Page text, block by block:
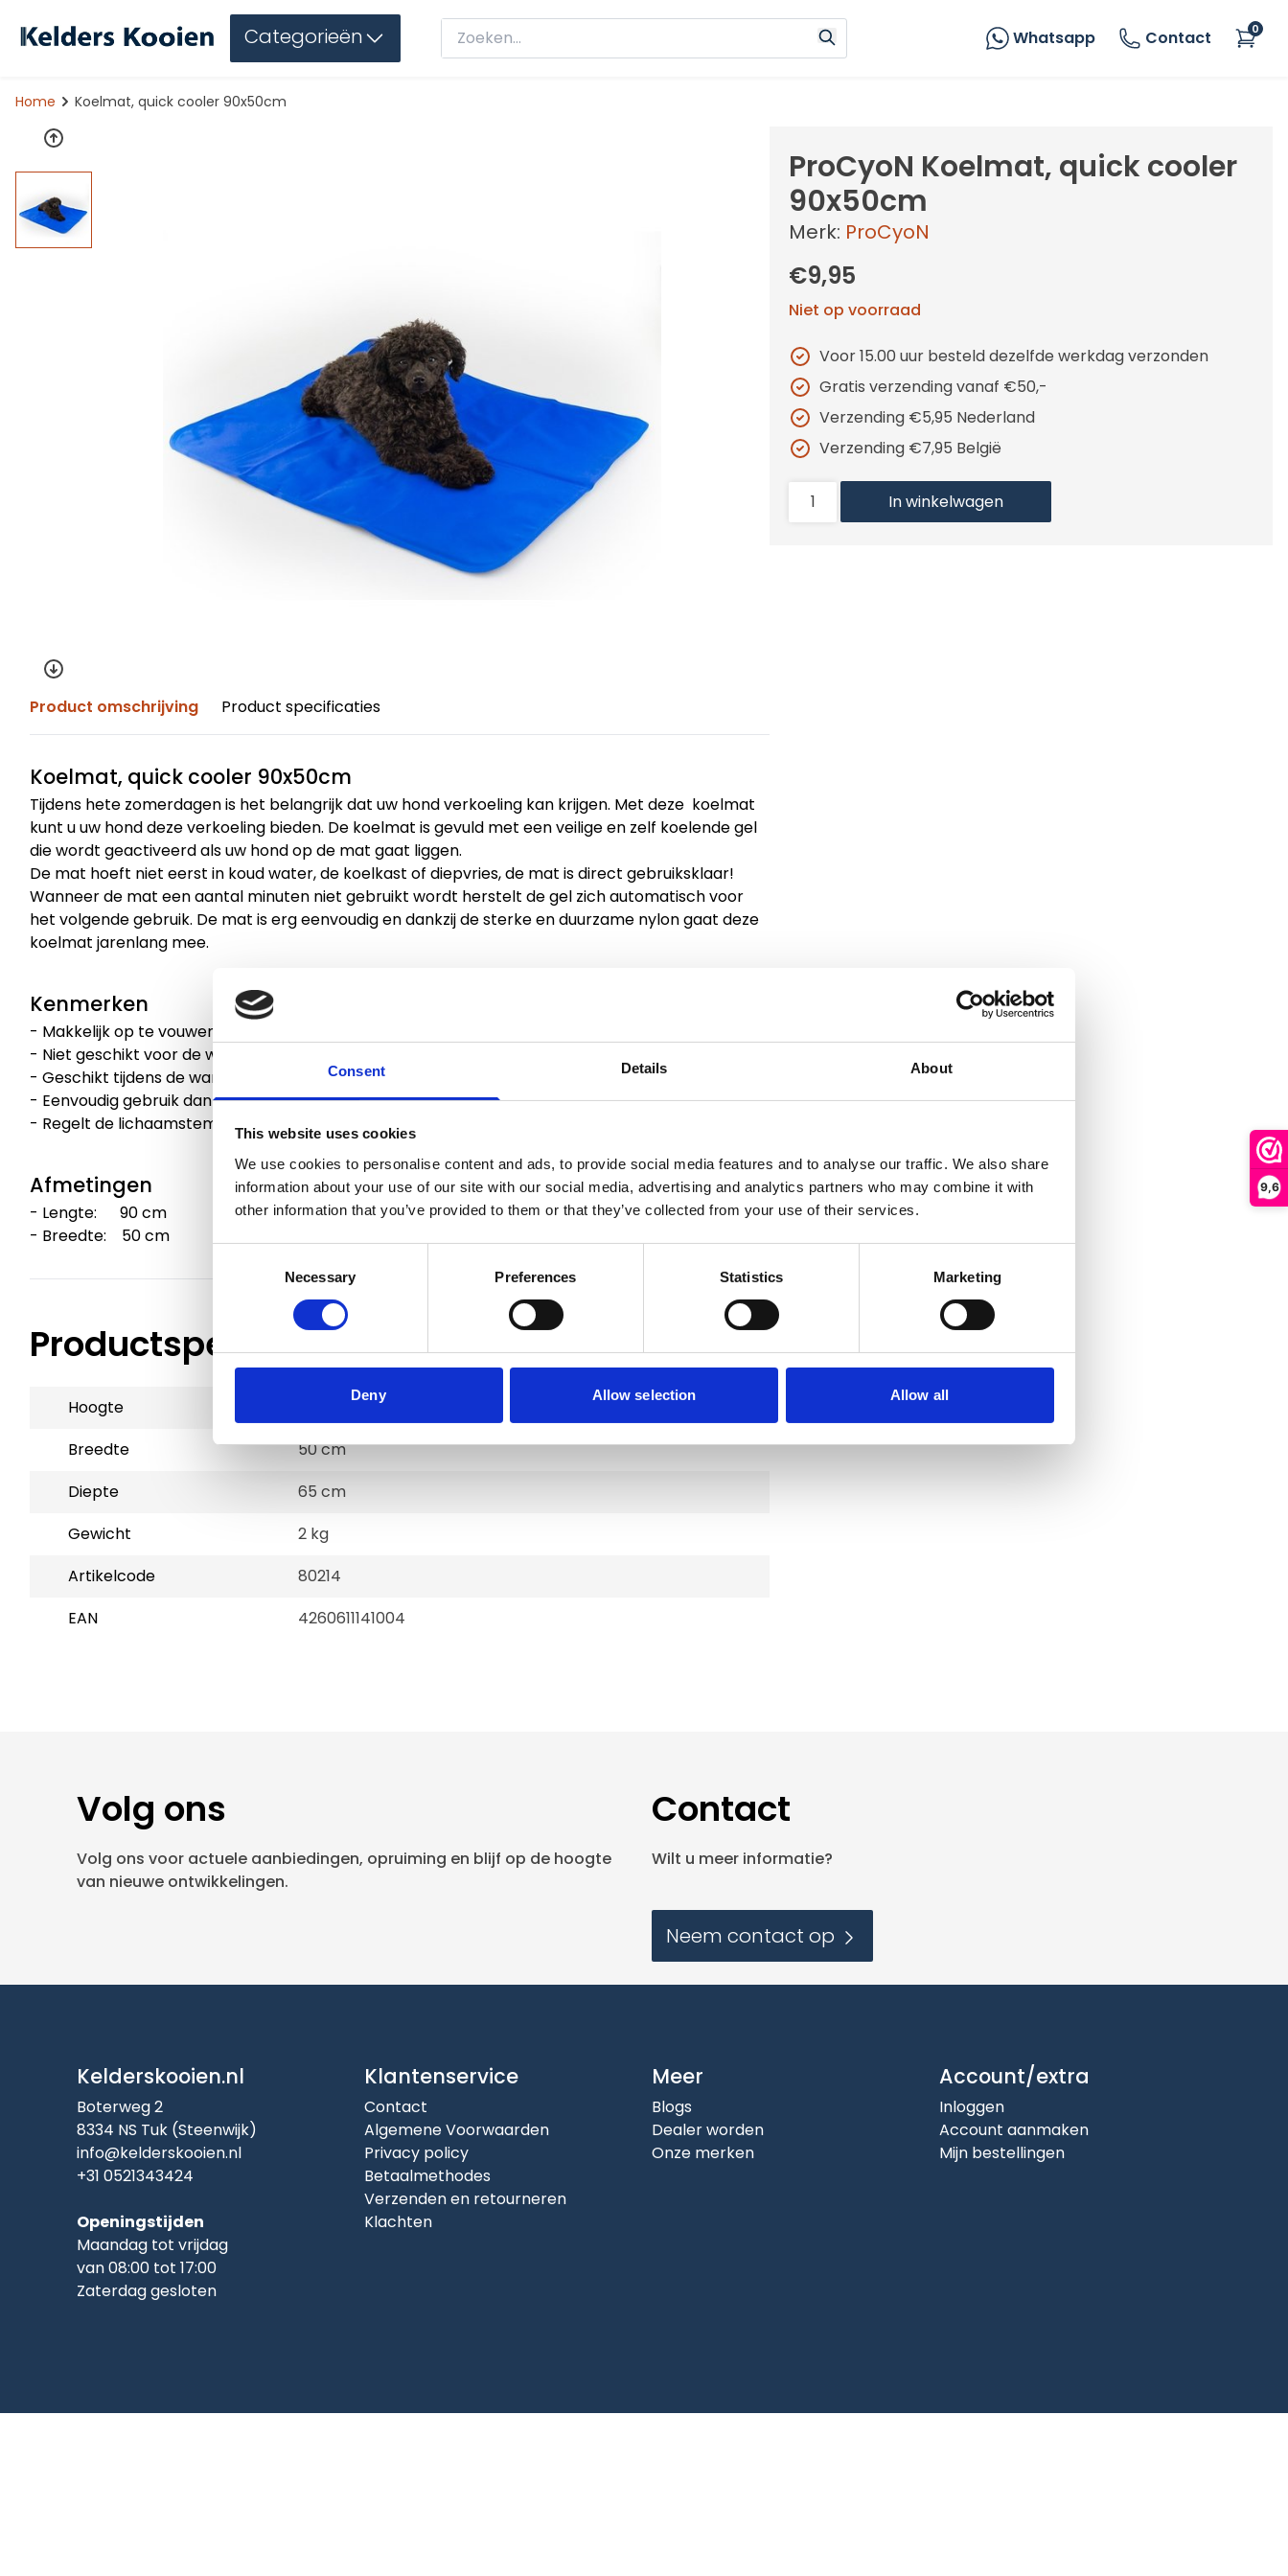
Consent Details About
This website uses cookies
We use cookies to personalise content and ads, to provide social media features and to analyse our traffic. We also share
information about your use of our site with our social media, advertising and analytics partners who may combine it with
other information that you’ve provided to them or that they’ve collected from your use of their services.
Necessary Preferences Statistics Marketing
Deny Allow selection Allow all
9,6
Categorieën Whatsapp Contact 0
Home Koelmat, quick cooler 90x50cm
Product omschrijving Product specificaties
Koelmat, quick cooler 90x50cm
Tijdens hete zomerdagen is het belangrijk dat uw hond verkoeling kan krijgen. Met deze koelmat
kunt u uw hond deze verkoeling bieden. De koelmat is gevuld met een veilige en zelf koelende gel
die wordt geactiveerd als uw hond op de mat gaat liggen.
De mat hoeft niet eerst in koud water, de koelkast of diepvries, de mat is direct gebruiksklaar!
Wanneer de mat een aantal minuten niet gebruikt wordt herstelt de gel zich automatisch voor
het volgende gebruik. De mat is erg eenvoudig en dankzij de sterke en duurzame nylon gaat deze
koelmat jarenlang mee.
Kenmerken
- Makkelijk op te vouwen en op te bergen.
- Niet geschikt voor de wasmachine, maar eenvoudig te reinigen met een vochtig doekje.
- Geschikt tijdens de warme zomermaanden.
- Eenvoudig gebruik dankzij zelf koelende en zelf activerende gel.
- Regelt de lichaamstemperatuur van uw hond en voorkomt het risico van oververhitting.
Afmetingen
- Lengte: 90 cm
- Breedte: 50 cm
Productspecificaties
Hoogte
Breedte
50 cm
Diepte
65 cm
Gewicht
2 kg
Artikelcode
80214
EAN
4260611141004
ProCyoN Koelmat, quick cooler
90x50cm
Merk: ProCyoN
€9,95
Niet op voorraad
Voor 15.00 uur besteld dezelfde werkdag verzonden
Gratis verzending vanaf €50,-
Verzending €5,95 Nederland
Verzending €7,95 België
In winkelwagen
Volg ons
Volg ons voor actuele aanbiedingen, opruiming en blijf op de hoogte
van nieuwe ontwikkelingen.
Contact
Wilt u meer informatie?
Neem contact op
Kelderskooien.nl
Boterweg 2
8334 NS Tuk (Steenwijk)
info@kelderskooien.nl
+31 0521343424
Openingstijden
Maandag tot vrijdag
van 08:00 tot 17:00
Zaterdag gesloten
Klantenservice
Contact
Algemene Voorwaarden
Privacy policy
Betaalmethodes
Verzenden en retourneren
Klachten
Meer
Blogs
Dealer worden
Onze merken
Account/extra
Inloggen
Account aanmaken
Mijn bestellingen